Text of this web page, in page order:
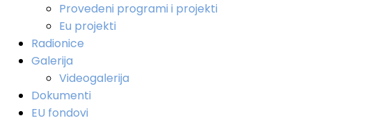
Provedeni programi i projekti
Eu projekti
Radionice
Galerija
Videogalerija
Dokumenti
EU fondovi